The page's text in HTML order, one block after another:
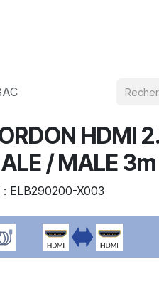
HDMI
/ MALE
: ELB290200-X003